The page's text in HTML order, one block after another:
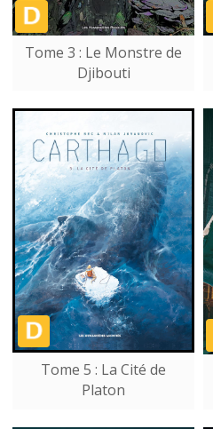
Tome 3 : Le Monstre de
Djibouti
Tome 5 : La Cité de
Platon